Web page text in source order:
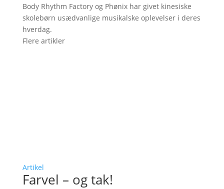
Body Rhythm Factory og Phønix har givet kinesiske
skolebørn usædvanlige musikalske oplevelser i deres
hverdag.
Flere artikler
Artikel
Farvel – og tak!